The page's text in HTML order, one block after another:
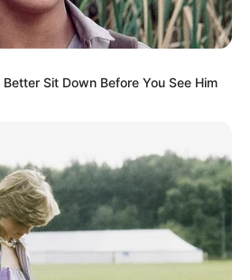
perankan, ia berhasil memboyong aktris
TVyNovelas Awards. Serial TV yang
serial TV, akhirnya ia debut film
eres tú(2018).
La Boda de la Abuela (2019),Grumpy
Blame Karma!(2022),Malcriados
Sit Down Before You See Him